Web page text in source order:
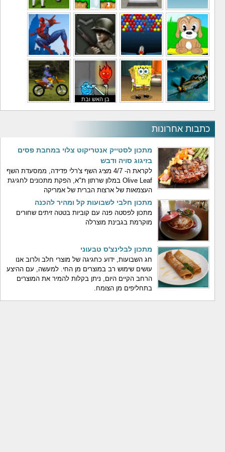
משחקי מסוקים משחקי מכוניות משחקי סופר מריו משחקי כדורגל
משחקי לילדים משחקי באבלס משחקי מלחמה משחקי גיבורים
בן האש ובת
כתבות אחרונות
מתכון לסטייק אנטריקוט צלוי במחבת פסים
בזיגוג סויה ודבש
לקראת ה- 4/7 מציג השף צ'רלי פדידה, ממסעדת השף
Olive Leaf במלון שרתון ת"א, הפקת מתכונים לחגיגת
העצמאות של ארצות הברית של אמריקה
מתכון חלבי לשבועות קל ומהיר להכנה
מתכון לפסטה פנה עם קוביות בטטה זיתים שחורים
מוקרמת בגבינת מוצרלה
מתכון לבלינצ'ס טבעוני
חג השבועות, ידוע כחגיגה של מוצרי חלב ולרוב אנו
עושים שימוש רב במוצרים מן החי. למעשה, עם ההיצע
הרחב הקיים היום, ניתן בקלות להמיר את המוצרים
בתחליפים מן הצומח.